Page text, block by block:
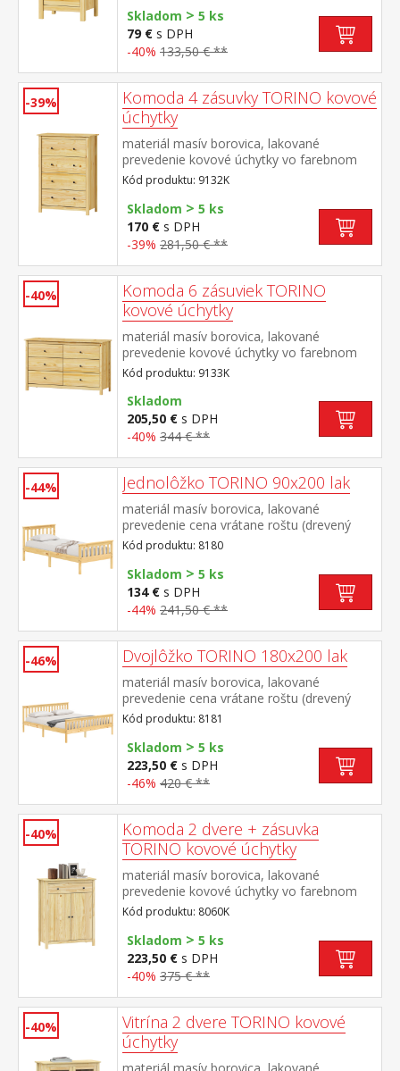
Skladom > 5 ks
79 € s DPH
-40% 133,50 € **
-39%
Komoda 4 zásuvky TORINO kovové
úchytky
materiál masív borovica, lakované
prevedenie kovové úchytky vo farebnom
prevedení černená mosadz štyri zásuvky s
kovovými pojazdmi
Kód produktu: 9132K
Skladom > 5 ks
170 € s DPH
-39% 281,50 € **
-40%
Komoda 6 zásuviek TORINO
kovové úchytky
materiál masív borovica, lakované
prevedenie kovové úchytky vo farebnom
prevedení černená mosadz šesť zásuviek s
kovovými pojazdmi
Kód produktu: 9133K
Skladom
205,50 € s DPH
-40% 344 € **
-44% Jednolôžko TORINO 90x200 lak
materiál masív borovica, lakované
prevedenie cena vrátane roštu (drevený
latkový) bez matraca odporúčaný rozmer
matraca 90 × 200 cm
Kód produktu: 8180
Skladom > 5 ks
134 € s DPH
-44% 241,50 € **
-46% Dvojlôžko TORINO 180x200 lak
materiál masív borovica, lakované
prevedenie cena vrátane roštu (drevený
latkový) bez matraca odporúčaný rozmer
matraca 180 × 200 cm alebo 2 kusy 90 ×
200 cm
Kód produktu: 8181
Skladom > 5 ks
223,50 € s DPH
-46% 420 € **
-40%
Komoda 2 dvere + zásuvka
TORINO kovové úchytky
materiál masív borovica, lakované
prevedenie kovové úchytky vo farebnom
prevedení černená mosadz 1 zásuvka s
kovovými pojazdmi, 2 dvere, 1 polica
maximálne nosnosti uvedené v návode na
montáž
Kód produktu: 8060K
Skladom > 5 ks
223,50 € s DPH
-40% 375 € **
-40%
Vitrína 2 dvere TORINO kovové
úchytky